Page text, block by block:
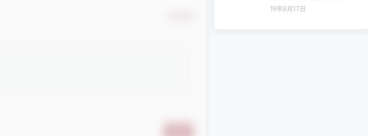
19年8月17日
发布圈子